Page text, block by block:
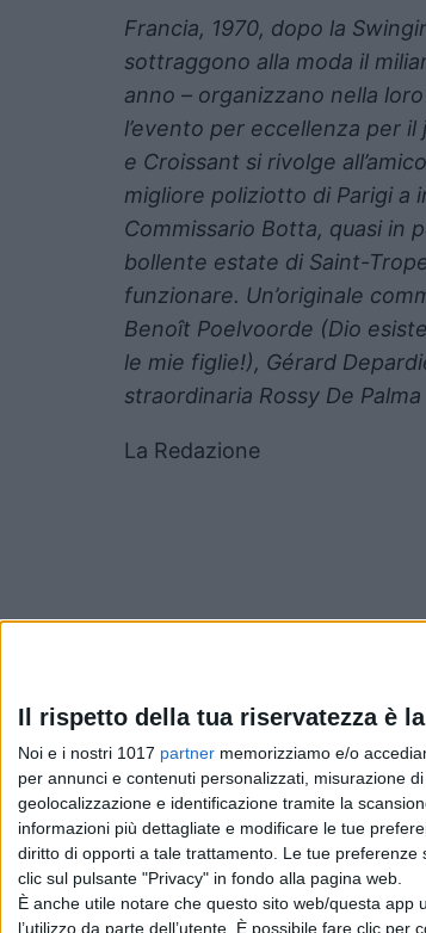
Il rispetto della tua riservatezza è
Noi e i nostri 1017 partner memorizziamo e/o
per annunci e contenuti personalizzati, misurazione
geolocalizzazione e identificazione tramite la
informazioni più dettagliate e modificare le tue
diritto di opporti a tale trattamento. Le tue
clic sul pulsante "Privacy" in fondo alla pagina web.
È anche utile notare che questo sito web/questa
l’utilizzo da parte dell’utente. È possibile fare clic
Francia, 1970, dopo la
sottraggono alla moda il
anno – organizzano nella
l’evento per eccellenza per
e Croissant si rivolge
migliore poliziotto di Parigi a
Commissario Botta, quasi in
bollente estate di Saint-
funzionare. Un’originale
Benoît Poelvoorde (Dio
le mie figlie!), Gérard
straordinaria Rossy De
La Redazione
PubblicatoGiugno 14, 2022in
News cinema e film
daLa Redazione
Chi siamoContattiPrivacy PolicyCookie